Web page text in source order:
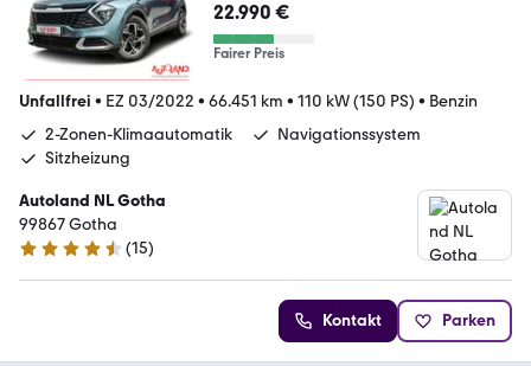
22.990 €
Fairer Preis
Unfallfrei • EZ 03/2022 • 66.451 km • 110 kW (150 PS) • Benzin
2-Zonen-Klimaautomatik
Navigationssystem
Sitzheizung
Autoland NL Gotha
99867 Gotha
4.6 Sterne
(15)
Kontakt Parken